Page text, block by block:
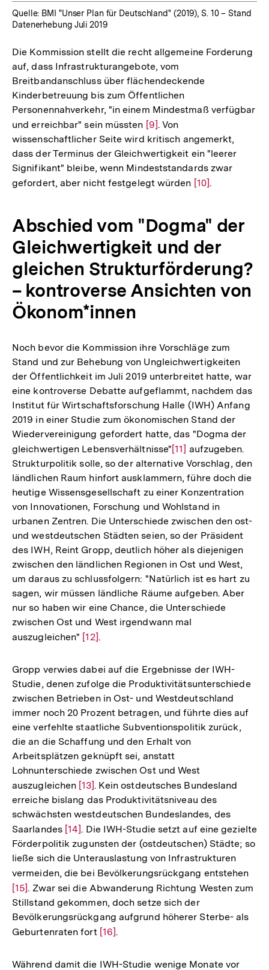
Quelle: BMI "Unser Plan für Deutschland" (2019), S. 10 – Stand
Datenerhebung Juli 2019
Die Kommission stellt die recht allgemeine Forderung
auf, dass Infrastrukturangebote, vom
Breitbandanschluss über flächendeckende
Kinderbetreuung bis zum Öffentlichen
Personennahverkehr, "in einem Mindestmaß verfügbar
und erreichbar" sein müssten Zur
Auflösung
der
Fußnote
[9]. Von
wissenschaftlicher Seite wird kritisch angemerkt,
dass der Terminus der Gleichwertigkeit ein "leerer
Signifikant" bleibe, wenn Mindeststandards zwar
gefordert, aber nicht festgelegt würden Zur
Fußnote
[10].
Abschied vom "Dogma" der
Gleichwertigkeit und der
gleichen Strukturförderung?
– kontroverse Ansichten von
Ökonom*innen
Noch bevor die Kommission ihre Vorschläge zum
Stand und zur Behebung von Ungleichwertigkeiten
der Öffentlichkeit im Juli 2019 unterbreitet hatte, war
eine kontroverse Debatte aufgeflammt, nachdem das
Institut für Wirtschaftsforschung Halle (IWH) Anfang
2019 in einer Studie zum ökonomischen Stand der
Wiedervereinigung gefordert hatte, das "Dogma der
gleichwertigen Lebensverhältnisse" Zur
Auflösung
der
Fußnote
[11] aufzugeben.
Strukturpolitik solle, so der alternative Vorschlag, den
ländlichen Raum hinfort ausklammern, führe doch die
heutige Wissensgesellschaft zu einer Konzentration
von Innovationen, Forschung und Wohlstand in
urbanen Zentren. Die Unterschiede zwischen den ost-
und westdeutschen Städten seien, so der Präsident
des IWH, Reint Gropp, deutlich höher als diejenigen
zwischen den ländlichen Regionen in Ost und West,
um daraus zu schlussfolgern: "Natürlich ist es hart zu
sagen, wir müssen ländliche Räume aufgeben. Aber
nur so haben wir eine Chance, die Unterschiede
zwischen Ost und West irgendwann mal
auszugleichen" Zur
der
Fußnote
[12].
Gropp verwies dabei auf die Ergebnisse der IWH-
Studie, denen zufolge die Produktivitätsunterschiede
zwischen Betrieben in Ost- und Westdeutschland
immer noch 20 Prozent betragen, und führte dies auf
eine verfehlte staatliche Subventionspolitik zurück,
die an die Schaffung und den Erhalt von
Arbeitsplätzen geknüpft sei, anstatt
Lohnunterschiede zwischen Ost und West
auszugleichen Zur
Auflösung
der
Fußnote
[13]. Kein ostdeutsches Bundesland
erreiche bislang das Produktivitätsniveau des
schwächsten westdeutschen Bundeslandes, des
Saarlandes Zur
Auflösung
der
Fußnote
[14]. Die IWH-Studie setzt auf eine gezielte
Förderpolitik zugunsten der (ostdeutschen) Städte; so
ließe sich die Unterauslastung von Infrastrukturen
vermeiden, die bei Bevölkerungsrückgang entstehen
[15]. Zwar sei die Abwanderung Richtung Westen zum
Stillstand gekommen, doch setze sich der
Bevölkerungsrückgang aufgrund höherer Sterbe- als
Geburtenraten fort Zur
der
[16].
Während damit die IWH-Studie wenige Monate vor